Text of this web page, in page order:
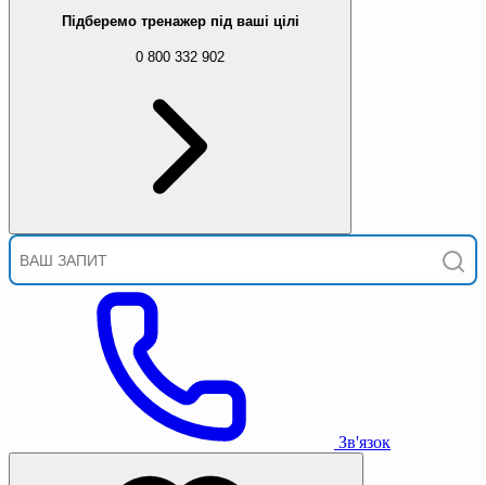
Підберемо тренажер під ваші цілі
0 800 332 902
Зв'язок